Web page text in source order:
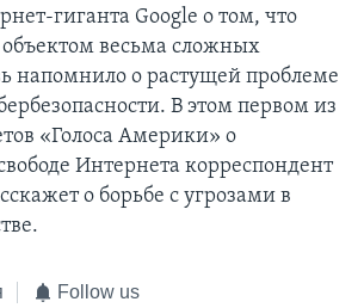
YORK
ПУТЕШЕСТВИЕ
ГОРОДКИ
гиганта Google о том, что
весьма сложных
напомнило о растущей проблеме
В этом первом из
«Голоса Америки» о
Интернета корреспондент
о борьбе с угрозами в
Follow us